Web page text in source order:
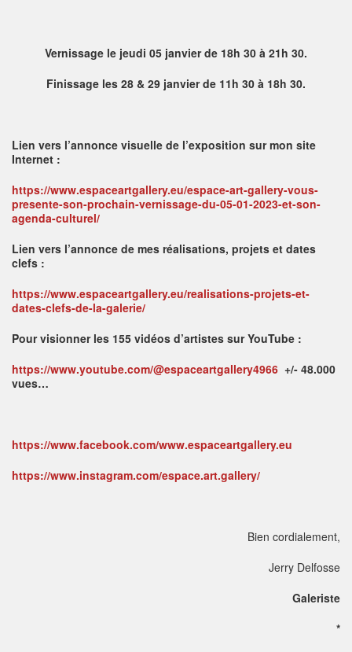
Vernissage le jeudi 05 janvier de 18h 30 à 21h 30.
Finissage les 28 & 29 janvier de 11h 30 à 18h 30.
Lien vers l’annonce visuelle de l’exposition sur mon site
Internet :
https://www.espaceartgallery.eu/espace-art-gallery-vous-
presente-son-prochain-vernissage-du-05-01-2023-et-son-
agenda-culturel/
Lien vers l’annonce de mes réalisations, projets et dates
clefs :
https://www.espaceartgallery.eu/realisations-projets-et-
dates-clefs-de-la-galerie/
Pour visionner les 155 vidéos d’artistes sur YouTube :
https://www.youtube.com/@espaceartgallery4966 +/- 48.000
vues…
https://www.facebook.com/www.espaceartgallery.eu
https://www.instagram.com/espace.art.gallery/
Bien cordialement,
Jerry Delfosse
Galeriste
*